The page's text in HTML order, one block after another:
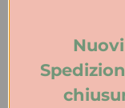
eleganza.
Acquirente